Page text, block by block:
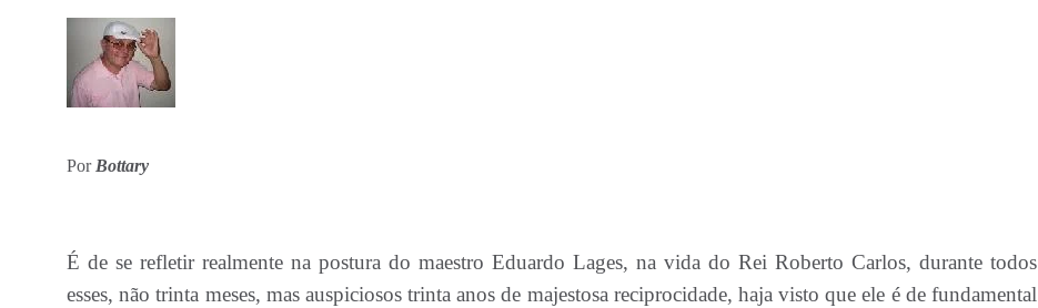
Por Bottary
É de se refletir realmente na postura do maestro Eduardo Lages, na vida do Rei Roberto Carlos, durante todos
esses, não trinta meses, mas auspiciosos trinta anos de majestosa reciprocidade, haja visto que ele é de fundamental